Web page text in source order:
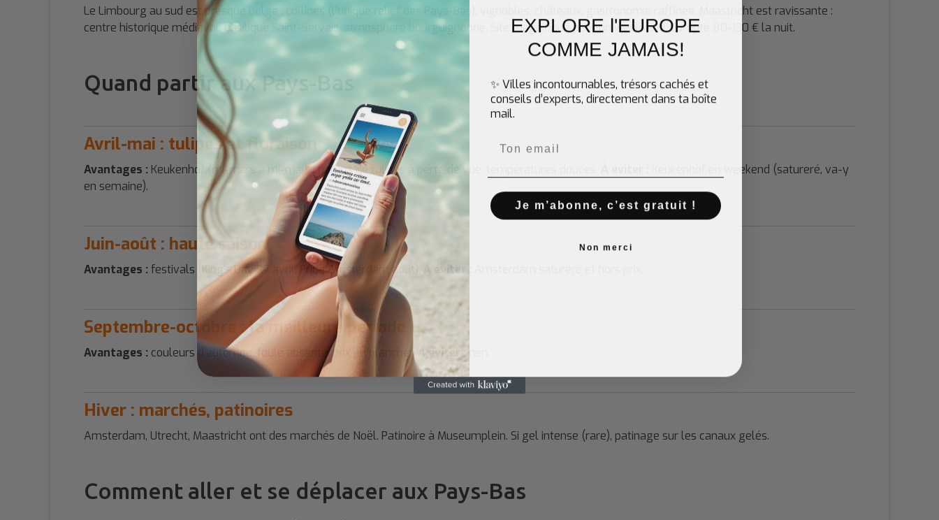
Le Limbourg au sud est presque belge : collines (l'unique relief des Pays-Bas), vignobles, châteaux, gastronomie raffinée. Maastricht est ravissante :
centre historique médiéval, basilique Saint-Servais, atmosphère bourguignonne. Site magnifique pour un week-end. Compte 80-130 € la nuit.
Quand partir aux Pays-Bas
Avril-mai : tulipes et floraison
Avantages : Keukenhof (mi-mars à mi-mai), champs de tulipes à perte de vue, températures douces.
Keukenhof en weekend (satureré, va-y
en semaine).
Juin-août : haute saison
Avantages :festivals (King's Day 27 avril, Pride Amsterdam août). À éviter :
Septembre-octobre : la meilleure période
Avantages : couleurs d'automne, foule absente, prix au plancher. À éviter :
Hiver : marchés, patinoires
Amsterdam, Utrecht, Maastricht ont des marchés de Noël. Patinoire à Museumplein. Si gel intense (rare), patinage sur les canaux gelés.
Comment aller et se déplacer aux Pays-Bas
EXPLORE l'EUROPE
COMME JAMAIS!
✨ Villes incontournables, trésors cachés et
conseils d’experts, directement dans ta boîte
mail.
Je m’abonne, c’est gratuit !
Non merci